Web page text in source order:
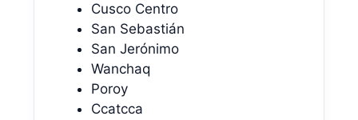
Cusco Centro
San Sebastián
San Jerónimo
Wanchaq
Poroy
Ccatcca